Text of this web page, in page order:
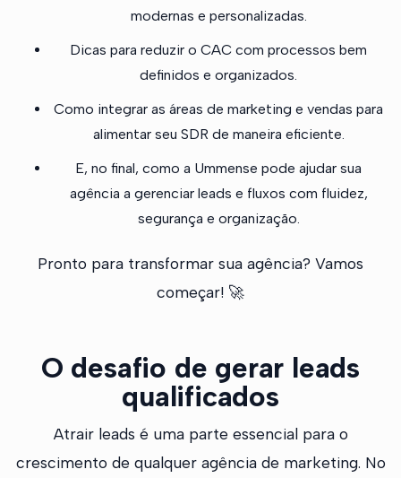
modernas e personalizadas.
Dicas para reduzir o CAC com processos bem
definidos e organizados.
Como integrar as áreas de marketing e vendas para
alimentar seu SDR de maneira eficiente.
E, no final, como a Ummense pode ajudar sua
agência a gerenciar leads e fluxos com fluidez,
segurança e organização.
Pronto para transformar sua agência? Vamos
começar! 🚀
O desafio de gerar leads
qualificados
Atrair leads é uma parte essencial para o
crescimento de qualquer agência de marketing. No